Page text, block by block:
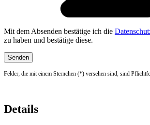
Mit dem Absenden bestätige ich die
zu haben und bestätige diese.
Felder, die mit einem Sternchen (*) versehen sind, sind
Details